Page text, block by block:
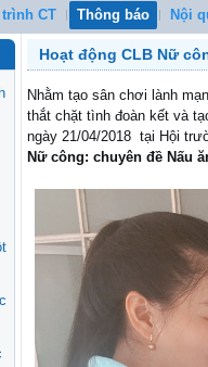
CT Thông báo Nội
Hoạt động CLB Nữ
Nhằm tạo sân chơi lành
thắt chặt tình đoàn kết và
ngày 21/04/2018 tại Hội
Nữ công: chuyên đề Nấu